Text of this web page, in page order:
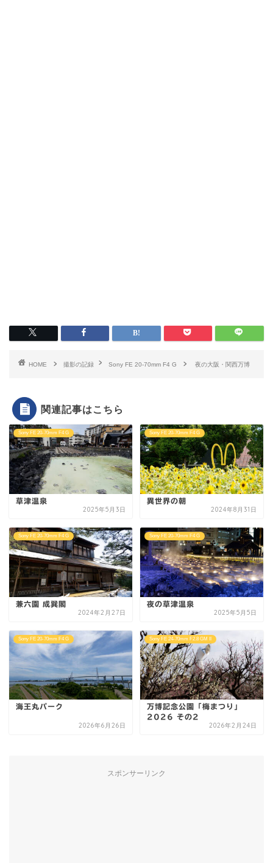
HOME 撮影の記録 Sony FE 20-70mm F4 G 夜の大阪・関西万博
関連記事はこちら
Sony FE 20-70mm F4 G
草津温泉
2025年5月3日
Sony FE 20-70mm F4 G
異世界の朝
2024年8月31日
Sony FE 20-70mm F4 G
兼六園 成巽閣
2024年2月27日
Sony FE 20-70mm F4 G
夜の草津温泉
2025年5月5日
Sony FE 20-70mm F4 G
海王丸パーク
2026年6月26日
Sony FE 24-70mm F2.8 GM II
万博記念公園「梅まつり」
2026 その2
2026年2月24日
スポンサーリンク